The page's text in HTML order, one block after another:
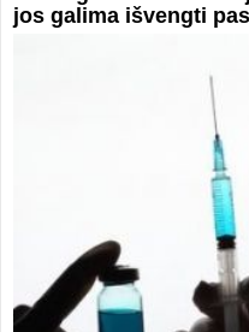
jos galima išvengti